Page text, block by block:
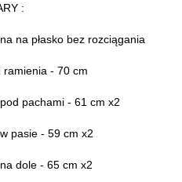
:
na płasko bez rozciągania
ramienia - 70 cm
pachami - 61 cm x2
pasie - 59 cm x2
dole - 65 cm x2